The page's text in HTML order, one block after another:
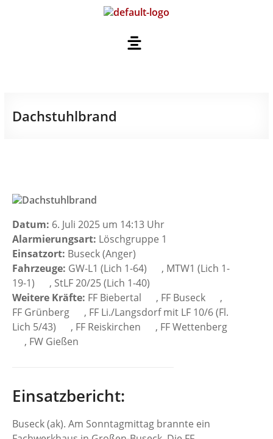
Dachstuhlbrand
Datum: 6. Juli 2025 um 14:13 Uhr
Alarmierungsart: Löschgruppe 1
Einsatzort: Buseck (Anger)
Fahrzeuge: GW-L1 (Lich 1-64)
, MTW1 (Lich 1-
19-1)
, StLF 20/25 (Lich 1-40)
Weitere Kräfte: FF Biebertal , FF Buseck
,
FF Grünberg
, FF Li./Langsdorf mit LF 10/6 (Fl.
Lich 5/43)
, FF Reiskirchen
, FF Wettenberg
, FW Gießen
Einsatzbericht:
Buseck (ak). Am Sonntagmittag brannte ein